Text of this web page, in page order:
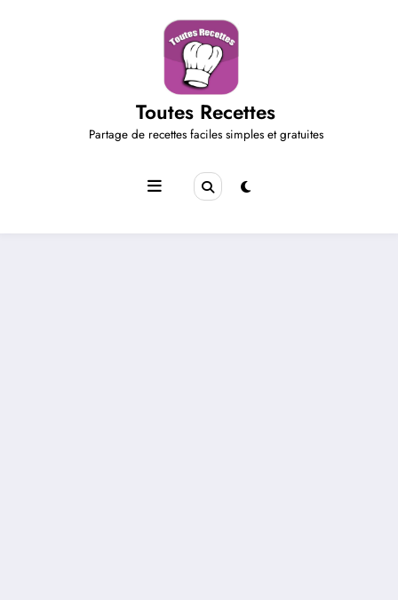
Toutes Recettes
Partage de recettes faciles simples et gratuites